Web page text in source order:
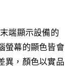
端顯示設備的
螢幕的顯色皆會
異，顏色以實品